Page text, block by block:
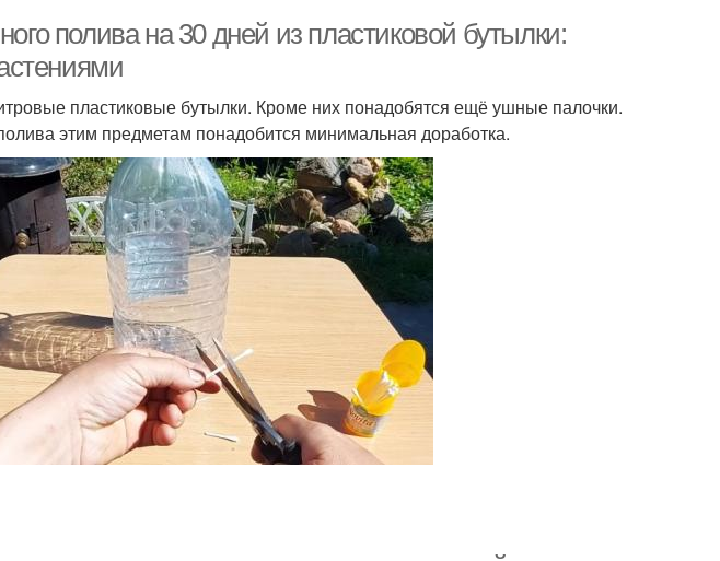
полива на 30 дней из пластиковой бутылки:
пластиковые бутылки. Кроме них понадобятся ещё ушные палочки.
этим предметам понадобится минимальная доработка.